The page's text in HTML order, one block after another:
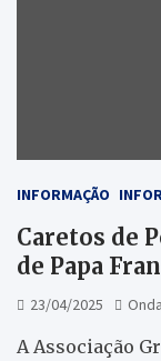
INFORMAÇÃO
Caretos de
de Papa
23/04/2025
A Associação